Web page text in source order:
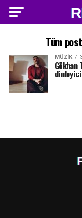
Tüm
MÜZIK
Gökhan